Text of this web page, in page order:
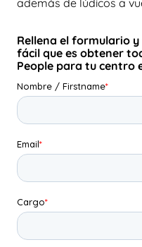
Rellena el formulario
fácil que es obtener
People para tu centro